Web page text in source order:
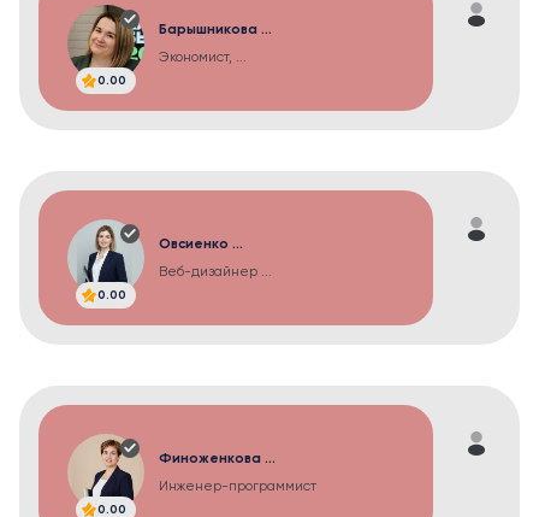
0.00
Барышникова ...
Экономист, ...
0.00
Овсиенко ...
Веб-дизайнер ...
0.00
Финоженкова ...
Инженер-программист